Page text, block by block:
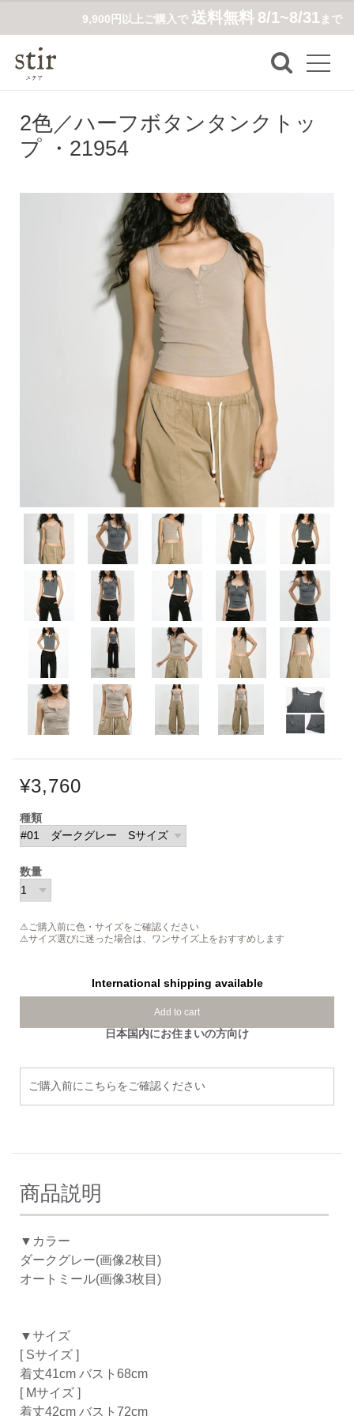
9,900円以上ご購入で 送料無料 8/1~8/31まで
2色／ハーフボタンタンクトッ
プ ・21954
¥3,760
種類
数量
⚠ご購入前に色・サイズをご確認ください
⚠サイズ選びに迷った場合は、ワンサイズ上をおすすめします
International shipping available
Add to cart
日本国内にお住まいの方向け
ご購入前にこちらをご確認ください
商品説明
▼カラー
ダークグレー(画像2枚目)
オートミール(画像3枚目)
▼サイズ
[ Sサイズ ]
着丈41cm バスト68cm
[ Mサイズ ]
着丈42cm バスト72cm